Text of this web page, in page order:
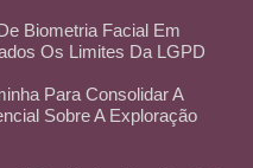
Biometria Facial Em
Os Limites Da LGPD
Para Consolidar A
Sobre A Exploração